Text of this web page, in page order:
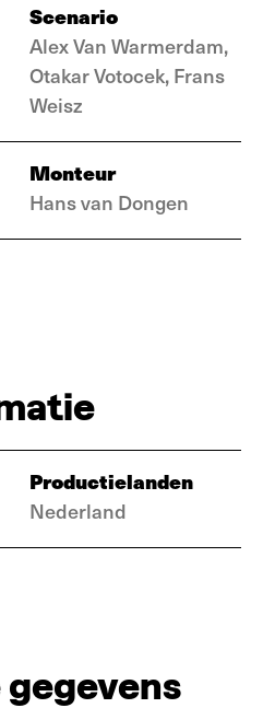
Scenario
Alex Van Warmerdam,
Otakar Votocek, Frans
Weisz
Monteur
Hans van Dongen
Productielanden
Nederland